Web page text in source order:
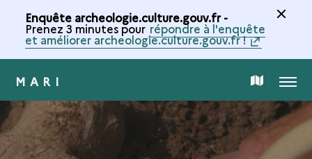
Enquête archeologie.culture.gouv.fr -
Prenez 3 minutes pour répondre à l'enquête
et améliorer archeologie.culture.gouv.fr !
MARI CARTE
DE
MENU